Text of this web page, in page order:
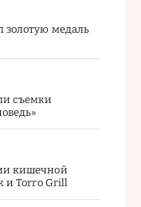
золотую медаль
съемки
кишечной
и Torro Grill